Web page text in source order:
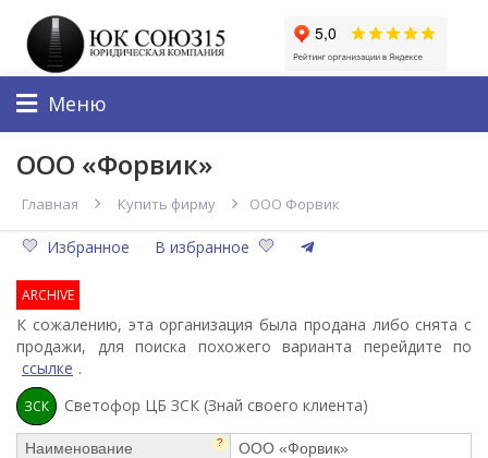
Меню
ООО «Форвик»
Главная Купить фирму ООО Форвик
Избранное В избранное
ARCHIVE
К сожалению, эта организация была продана либо снята с
продажи, для поиска похожего варианта перейдите по
ссылке .
ЗСК Светофор ЦБ ЗСК (Знай своего клиента)
Наименование ?
ООО «Форвик»